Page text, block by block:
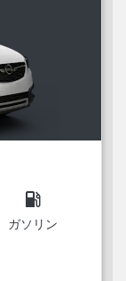
local_gas_station
ガソリン